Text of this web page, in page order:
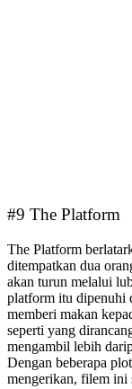
#9 The Platform
The Platform
ditempatkan dua
akan turun melalui
platform itu dipenuhi
memberi makan
seperti yang
mengambil lebih
Dengan beberapa
mengerikan, filem ini